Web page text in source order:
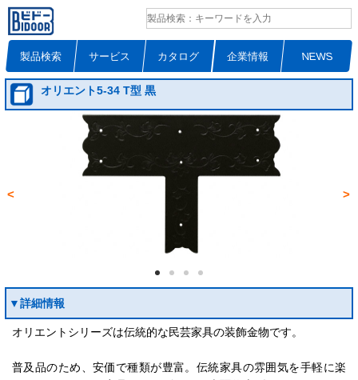
製品検索 サービス カタログ 企業情報 NEWS
オリエント5-34 T型 黒
< >
▼詳細情報
オリエントシリーズは伝統的な民芸家具の装飾金物です。
普及品のため、安価で種類が豊富。伝統家具の雰囲気を手軽に楽